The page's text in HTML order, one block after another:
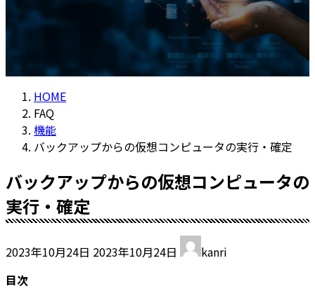
HOME
FAQ
機能
バックアップからの仮想コンピュータの実行・確定
バックアップからの仮想コンピュータの
実行・確定
2023年10月24日 終
2023年10月24日
kanri
目次